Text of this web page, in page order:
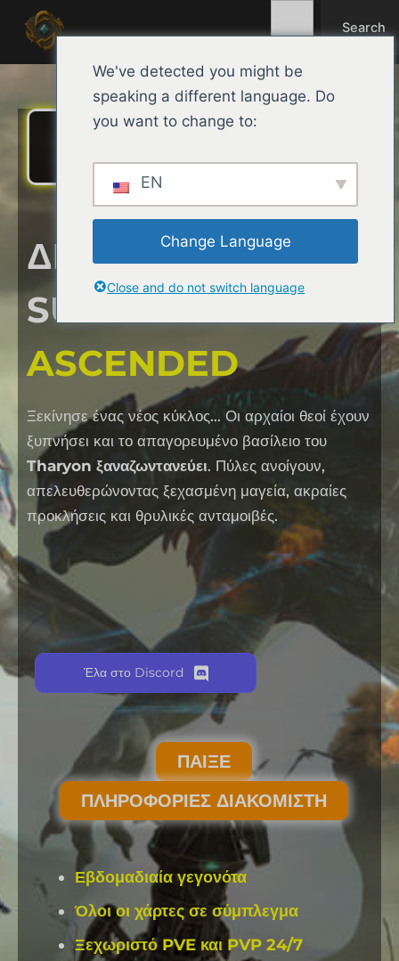
Μετάβαση
περιεχόμενο
Search
ΔΙΑΚΟΜΙΣΤΉΣ ARK
SURVIVAL
ASCENDED
Ξεκίνησε ένας νέος κύκλος… Οι αρχαίοι θεοί έχουν
ξυπνήσει και το απαγορευμένο βασίλειο του
Tharyon ξαναζωντανεύει. Πύλες ανοίγουν,
απελευθερώνοντας ξεχασμένη μαγεία, ακραίες
προκλήσεις και θρυλικές ανταμοιβές.
Έλα στο Discord
ΠΑΊΞΕ
ΠΛΗΡΟΦΟΡΊΕΣ ΔΙΑΚΟΜΙΣΤΉ
Εβδομαδιαία γεγονότα
Όλοι οι χάρτες σε σύμπλεγμα
Ξεχωριστό PVE και PVP 24/7
We've detected you might be
speaking a different language. Do
you want to change to:
EN
Change Language
Close and do not switch language